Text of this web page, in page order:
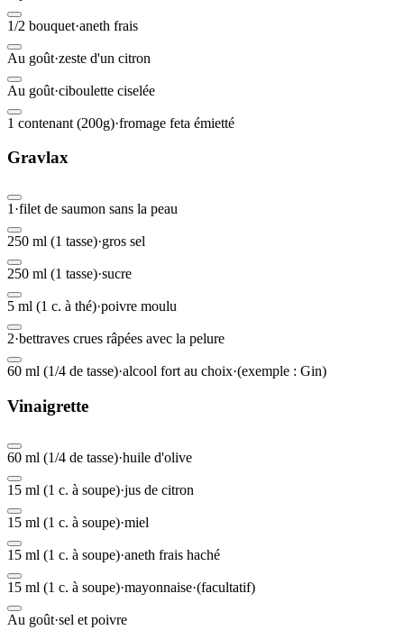
1/2 bouquet·aneth frais
Au goût·zeste d'un citron
Au goût·ciboulette ciselée
1 contenant (200g)·fromage feta émietté
Gravlax
1 ·filet de saumon sans la peau
250 ml (1 tasse)·gros sel
250 ml (1 tasse)·sucre
5 ml (1 c. à thé)·poivre moulu
2·bettraves crues râpées avec la pelure
60 ml (1/4 de tasse)·alcool fort au choix·(exemple : Gin)
Vinaigrette
60 ml (1/4 de tasse)·huile d'olive
15 ml (1 c. à soupe)·jus de citron
15 ml (1 c. à soupe)·miel
15 ml (1 c. à soupe)·aneth frais haché
15 ml (1 c. à soupe)·mayonnaise·(facultatif)
Au goût·sel et poivre